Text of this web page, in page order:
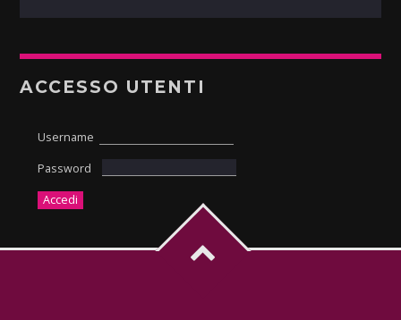
ACCESSO UTENTI
Username
Password